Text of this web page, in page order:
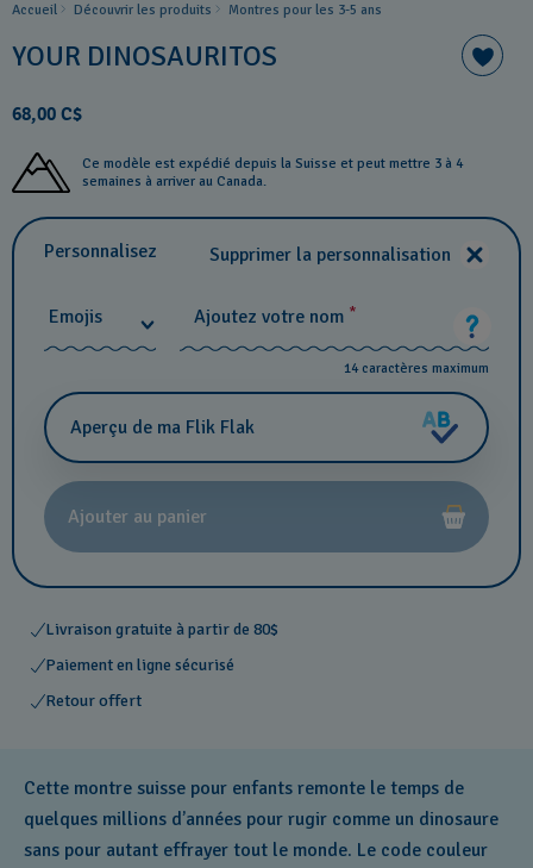
Accueil Découvrir les produits Montres pour les 3-5 ans
YOUR DINOSAURITOS
68,00 C$
Ce modèle est expédié depuis la Suisse et peut mettre 3 à 4
semaines à arriver au Canada.
Personnalisez Supprimer la personnalisation
Emojis Ajoutez votre nom *
14 caractères maximum
Aperçu de ma Flik Flak
Ajouter au panier
Livraison gratuite à partir de 80$
Paiement en ligne sécurisé
Retour offert
Cette montre suisse pour enfants remonte le temps de
quelques millions d’années pour rugir comme un dinosaure
sans pour autant effrayer tout le monde. Le code couleur